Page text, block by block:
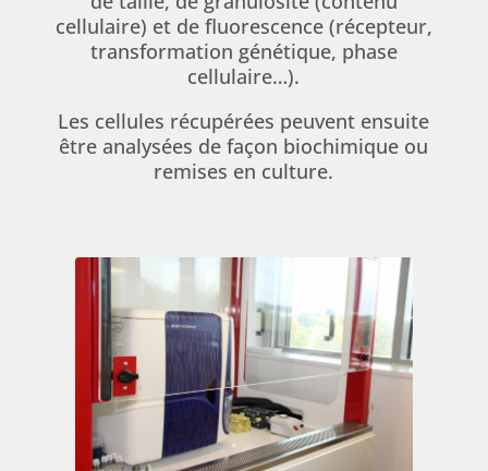
cellulaire) et de fluorescence (récepteur,
transformation génétique, phase
cellulaire…).
Les cellules récupérées peuvent ensuite
être analysées de façon biochimique ou
remises en culture.